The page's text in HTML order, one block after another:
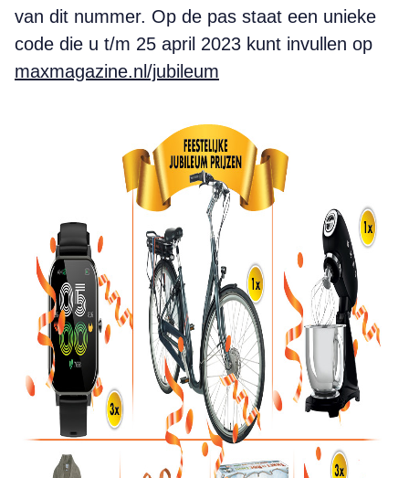
van dit nummer. Op de pas staat een unieke
code die u t/m 25 april 2023 kunt invullen op
maxmagazine.nl/jubileum